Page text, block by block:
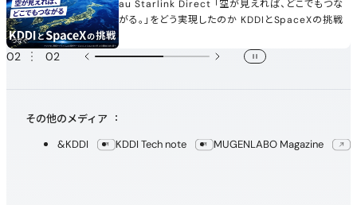
Starlink Direct 「空が見えれば、どこでもつな
。」をどう実現したのか KDDIとSpaceXの挑戦新規ウィンドウで開く
戦
01 02
次へ 一時停止
その他のメディア
&KDDI 新規ウィンドウで開く
KDDI Tech note新規ウィンドウで開く
MUGENLABO Magazine新規ウ